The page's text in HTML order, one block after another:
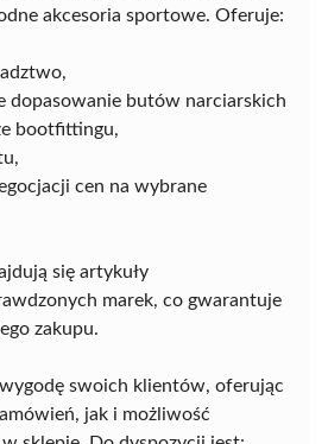
akcesoria sportowe. Oferuje:
dopasowanie butów narciarskich
bootfittingu,
cen na wybrane
się artykuły
marek, co gwarantuje
zakupu.
swoich klientów, oferując
jak i możliwość